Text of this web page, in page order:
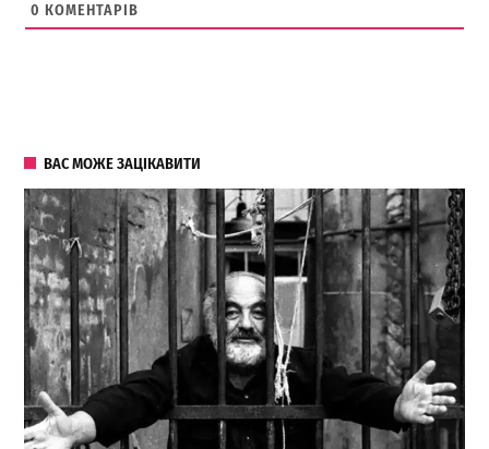
0 КОМЕНТАРІВ
ВАС МОЖЕ ЗАЦІКАВИТИ